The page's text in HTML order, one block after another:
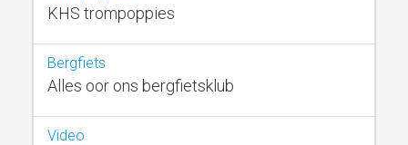
KHS trompoppies
Bergfiets
Alles oor ons bergfietsklub
Video